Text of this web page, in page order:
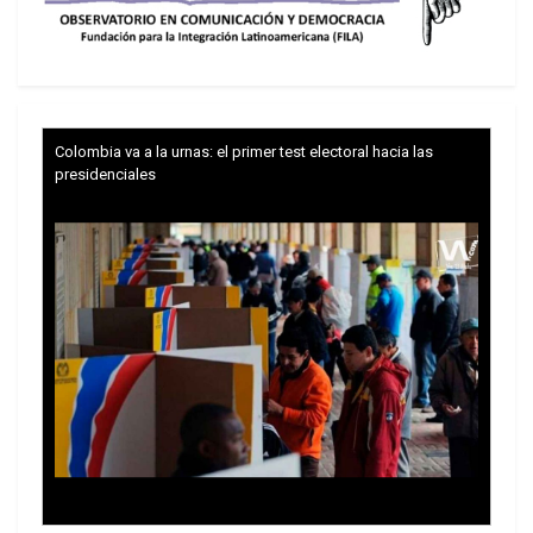
3,4%
Es destacable el caso de Bankia, que ha visto
reducidos sus ingresos por comisiones en un 7%,
probablemente debido a la disminución de su
cartera de clientes como consecuencia de la
desbandada provocada por su escandaloso
rescate. Para contrarrestar esta pérdida, la
entidad rescatada con dinero público a fondo
perdido, subirá hasta los 19 euros la comisión por
emisión de tarjeta si no se tiene domiciliada la
nómina o si no se poseen al menos 1.000
Colombia va a la urnas: el primer test electoral hacia las
presidenciales